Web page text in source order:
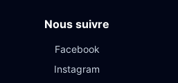
Nous suivre
Facebook
Instagram